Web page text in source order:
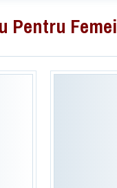
Pentru Femei